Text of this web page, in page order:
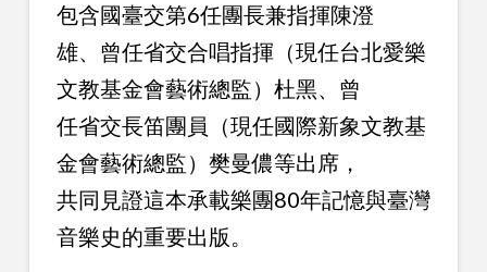
包含國臺交第6任團長兼指揮陳澄
雄、曾任省交合唱指揮（現任台北愛樂
文教基金會藝術總監）杜黑、曾
任省交長笛團員（現任國際新象文教基
金會藝術總監）樊曼儂等出席，
共同見證這本承載樂團80年記憶與臺灣
音樂史的重要出版。